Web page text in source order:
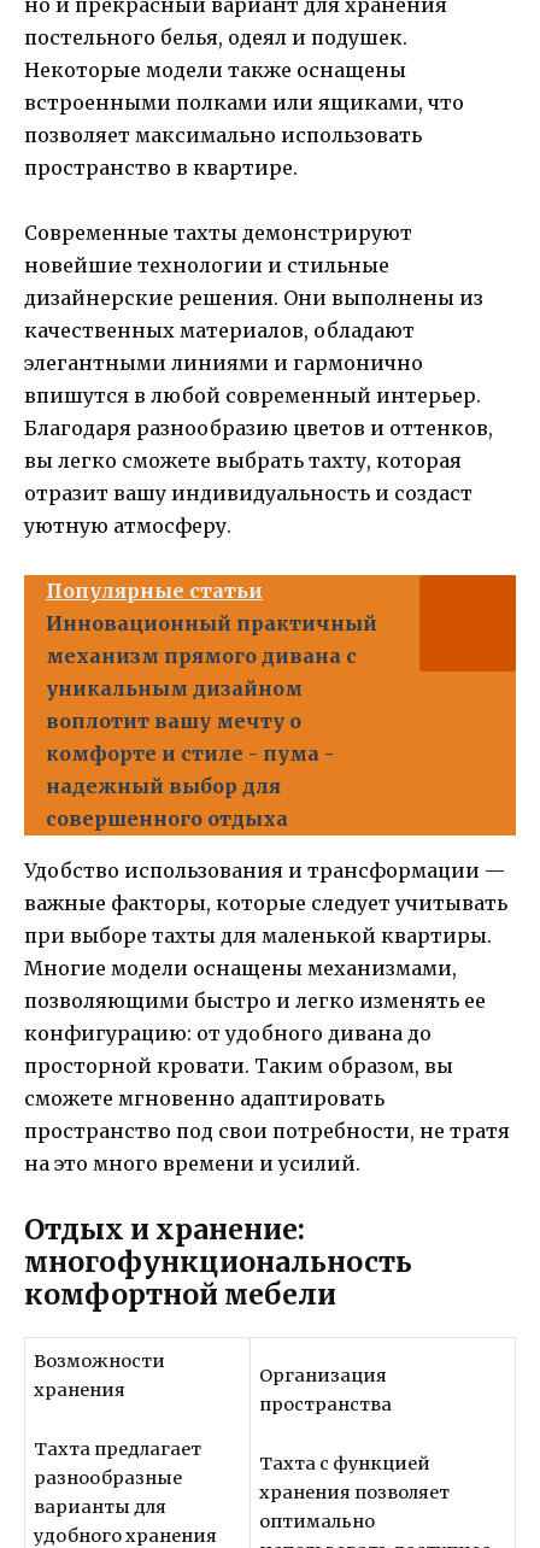
постельного белья, одеял и подушек.
Некоторые модели также оснащены
встроенными полками или ящиками, что
позволяет максимально использовать
пространство в квартире.
Современные тахты демонстрируют
новейшие технологии и стильные
дизайнерские решения. Они выполнены из
качественных материалов, обладают
элегантными линиями и гармонично
впишутся в любой современный интерьер.
Благодаря разнообразию цветов и оттенков,
вы легко сможете выбрать тахту, которая
отразит вашу индивидуальность и создаст
уютную атмосферу.
Популярные статьи
Инновационный практичный
механизм прямого дивана с
уникальным дизайном
воплотит вашу мечту о
комфорте и стиле - пума -
надежный выбор для
совершенного отдыха
Удобство использования и трансформации —
важные факторы, которые следует учитывать
при выборе тахты для маленькой квартиры.
Многие модели оснащены механизмами,
позволяющими быстро и легко изменять ее
конфигурацию: от удобного дивана до
просторной кровати. Таким образом, вы
сможете мгновенно адаптировать
пространство под свои потребности, не тратя
на это много времени и усилий.
Отдых и хранение:
многофункциональность
комфортной мебели
Возможности
хранения
Тахта предлагает
разнообразные
варианты для
удобного хранения
Организация
пространства
Тахта с функцией
хранения позволяет
оптимально